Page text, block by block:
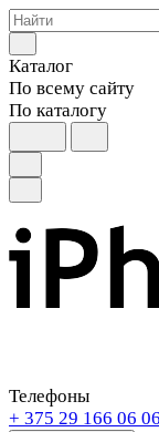
Каталог
По всему сайту
По каталогу
Телефоны
+ 375 29 166 06 06